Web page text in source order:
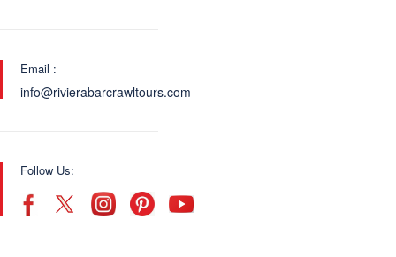
Email :
info@rivierabarcrawltours.com
Follow Us: